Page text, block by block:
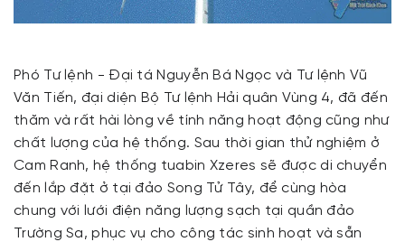
Phó Tư lệnh - Đại tá Nguyễn Bá Ngọc và Tư lệnh Vũ
Văn Tiến, đại diện Bộ Tư lệnh Hải quân Vùng 4, đã đến
thăm và rất hài lòng về tính năng hoạt động cũng như
chất lượng của hệ thống. Sau thời gian thử nghiệm ở
Cam Ranh, hệ thống tuabin Xzeres sẽ được di chuyển
đến lắp đặt ở tại đảo Song Tử Tây, để cùng hòa
chung với lưới điện năng lượng sạch tại quần đảo
Trường Sa, phục vụ cho công tác sinh hoạt và sẵn